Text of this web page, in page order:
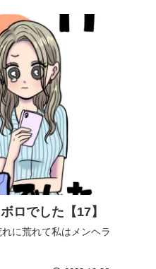
ロでした【17】
に荒れて私はメンヘラ